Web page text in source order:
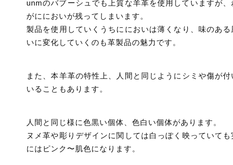
unmのバブーシュでも上質な羊革を使用していますが、
がににおいが残ってしまいます。
製品を使用していくうちににおいは薄くなり、味のある
いに変化していくのも革製品の魅力です。
また、本羊革の特性上、人間と同じようにシミや傷が付
いることもあります。
人間と同じ様に色黒い個体、色白い個体があります。
ヌメ革や彫りデザインに関しては白っぽく映っていても
にはピンク〜肌色になります。